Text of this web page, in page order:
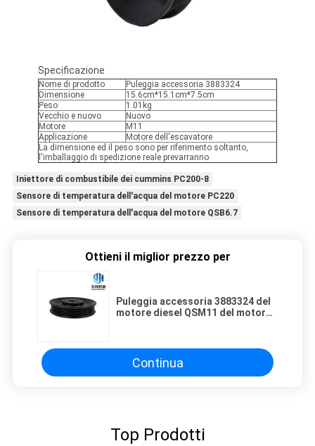
Specificazione
Nome di prodotto
Puleggia accessoria 3883324
Dimensione
15.6cm*15.1cm*7.5cm
Peso
1.01kg
Vecchio e nuovo
Nuovo
Motore
M11
Applicazione
Motore dell'escavatore
La dimensione ed il peso sono per riferimento soltanto,
l'imballaggio di spedizione reale prevarranno
Iniettore di combustibile dei cummins PC200-8
Sensore di temperatura dell'acqua del motore PC220
Sensore di temperatura dell'acqua del motore QSB6.7
Ottieni il miglior prezzo per
Puleggia accessoria 3883324 del
motore diesel QSM11 del motore
Continua
Top Prodotti